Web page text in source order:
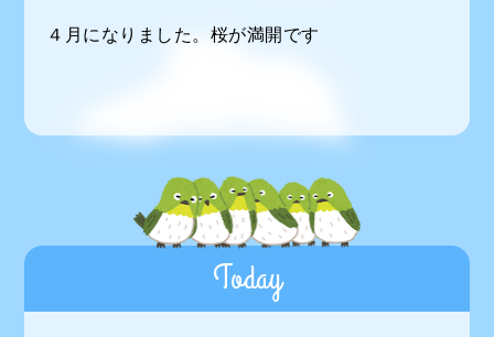
４月になりました。桜が満開です
Today